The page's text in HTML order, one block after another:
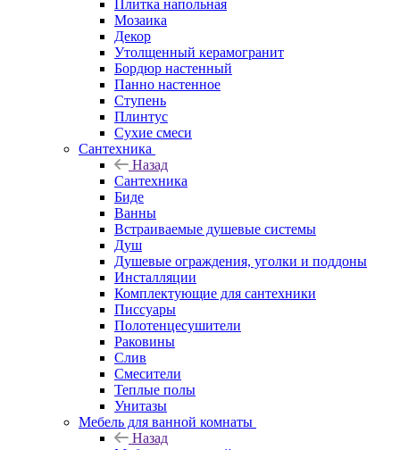
Плитка напольная
Мозаика
Декор
Утолщенный керамогранит
Бордюр настенный
Панно настенное
Ступень
Плинтус
Сухие смеси
Сантехника
Назад
Сантехника
Биде
Ванны
Встраиваемые душевые системы
Душ
Душевые ограждения, уголки и поддоны
Инсталляции
Комплектующие для сантехники
Писсуары
Полотенцесушители
Раковины
Слив
Смесители
Теплые полы
Унитазы
Мебель для ванной комнаты
Назад